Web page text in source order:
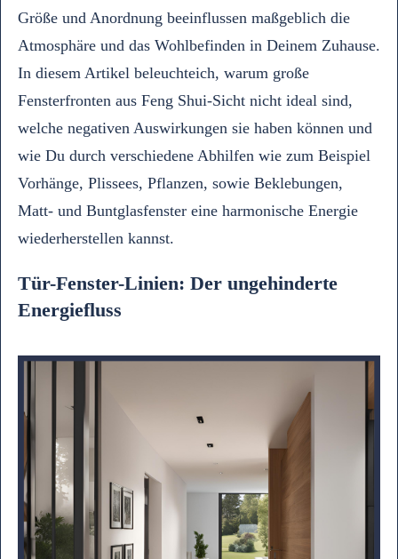
Größe und Anordnung beeinflussen maßgeblich die
Atmosphäre und das Wohlbefinden in Deinem Zuhause.
In diesem Artikel beleuchteich, warum große
Fensterfronten aus Feng Shui-Sicht nicht ideal sind,
welche negativen Auswirkungen sie haben können und
wie Du durch verschiedene Abhilfen wie zum Beispiel
Vorhänge, Plissees, Pflanzen, sowie Beklebungen,
Matt- und Buntglasfenster eine harmonische Energie
wiederherstellen kannst.
Tür-Fenster-Linien: Der ungehinderte
Energiefluss